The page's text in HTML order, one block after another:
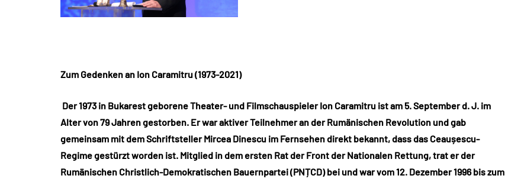
Zum Gedenken an Ion Caramitru (1973-2021)
Der 1973 in Bukarest geborene Theater- und Filmschauspieler Ion Caramitru ist am 5. September d. J. im
Alter von 79 Jahren gestorben. Er war aktiver Teilnehmer an der Rumänischen Revolution und gab
gemeinsam mit dem Schriftsteller Mircea Dinescu im Fernsehen direkt bekannt, dass das Ceaușescu-
Regime gestürzt worden ist. Mitglied in dem ersten Rat der Front der Nationalen Rettung, trat er der
Rumänischen Christlich-Demokratischen Bauernpartei (PNȚCD) bei und war vom 12. Dezember 1996 bis zum